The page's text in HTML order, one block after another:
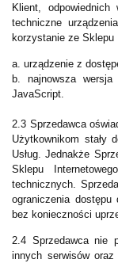
Klient, odpowiednich
techniczne
korzystanie ze Sklepu
a. urządzenie z
b. najnowsza wersja
JavaScript.
2.3 Sprzedawca
Użytkownikom stały
Usług. Jednakże
Sklepu
technicznych.
ograniczenia
bez konieczności
2.4 Sprzedawca nie
innych serwisów